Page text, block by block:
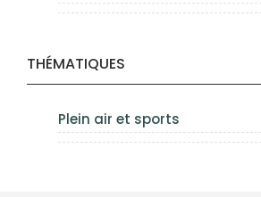
THÉMATIQUES
Plein air et sports